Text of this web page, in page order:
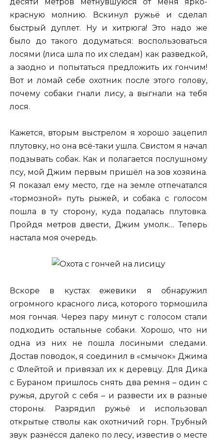
красную молнию. Вскинул ружьё и сделал
быстрый дуплет. Ну и хитрюга! Это надо же
было до такого додуматься: воспользоваться
лосями (лиса шла по их следам) как разведкой,
а заодно и попытаться предложить их гончим!
Вот и ломай себе охотник после этого голову,
почему собаки гнали лису, а выгнали на тебя
лося.
Кажется, вторым выстрелом я хорошо зацепил
плутовку, но она всё-таки ушла. Свистом я начал
подзывать собак. Как и полагается послушному
псу, мой Джим первым пришёл на зов хозяина.
Я показал ему место, где на земле отпечатался
«тормозной» путь рыжей, и собака с голосом
пошла в ту сторону, куда подалась плутовка.
Пройдя метров двести, Джим умолк… Теперь
настала моя очередь.
Вскоре в кустах ежевики я обнаружил
огромного красного лиса, которого тормошила
моя гончая. Через пару минут с голосом стали
подходить остальные собаки. Хорошо, что ни
одна из них не пошла лосиными следами.
Достав поводок, я соединил в «смычок» Джима
с Флейтой и привязал их к деревцу. Для Дика
с Бураном пришлось снять два ремня – один с
ружья, другой с себя – и развести их в разные
стороны. Разрядил ружьё и использовал
открытые стволы как охотничий горн. Трубный
звук разнёсся далеко по лесу, известив о месте